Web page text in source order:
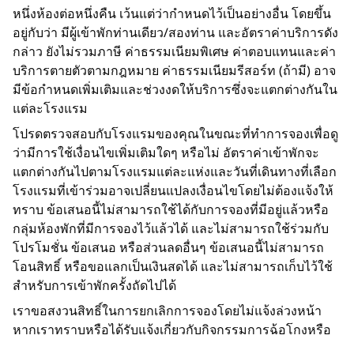
หนึ่งห้องต่อหนึ่งคืน เว้นแต่ว่ากำหนดไว้เป็นอย่างอื่น โดยขึ้น
อยู่กับว่า มีผู้เข้าพักท่านเดียว/สองท่าน และอัตราค่าบริการดัง
กล่าว ยังไม่รวมภาษี ค่าธรรมเนียมพิเศษ ค่าตอบแทนและค่า
บริการตายตัวตามกฎหมาย ค่าธรรมเนียมรีสอร์ท (ถ้ามี) อาจ
มีข้อกำหนดเพิ่มเติมและช่วงงดให้บริการซึ่งจะแตกต่างกันใน
แต่ละโรงแรม
โปรดตรวจสอบกับโรงแรมของคุณในขณะที่ทำการจองเพื่อดู
ว่ามีการใช้เงื่อนไขเพิ่มเติมใดๆ หรือไม่ อัตราค่าเข้าพักจะ
แตกต่างกันไปตามโรงแรมแต่ละแห่งและวันที่เดินทางที่เลือก
โรงแรมที่เข้าร่วมอาจเปลี่ยนแปลงเงื่อนไขโดยไม่ต้องแจ้งให้
ทราบ ข้อเสนอนี้ไม่สามารถใช้ได้กับการจองที่มีอยู่แล้วหรือ
กลุ่มห้องพักที่มีการจองไว้แล้วได้ และไม่สามารถใช้ร่วมกับ
โปรโมชั่น ข้อเสนอ หรือส่วนลดอื่นๆ ข้อเสนอนี้ไม่สามารถ
โอนสิทธิ์ หรือขอแลกเป็นเงินสดได้ และไม่สามารถเก็บไว้ใช้
สำหรับการเข้าพักครั้งถัดไปได้
เราขอสงวนสิทธิ์ในการยกเลิกการจองโดยไม่แจ้งล่วงหน้า
หากเราทราบหรือได้รับแจ้งเกี่ยวกับกิจกรรมการฉ้อโกงหรือ